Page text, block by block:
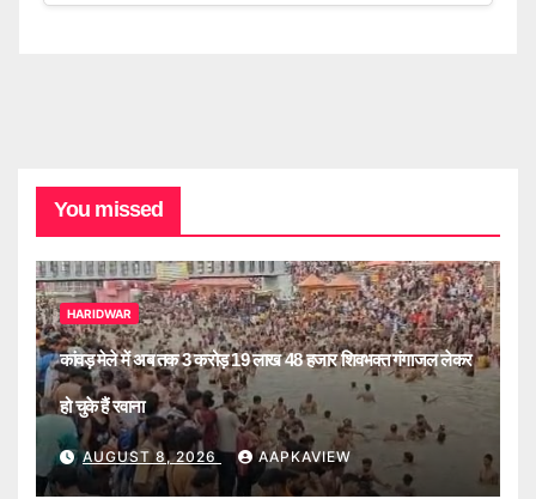
You missed
HARIDWAR
कांवड़ मेले में अब तक 3 करोड़ 19 लाख 48 हजार शिवभक्त गंगाजल लेकर
हो चुके हैं रवाना
AUGUST 8, 2026 AAPKAVIEW